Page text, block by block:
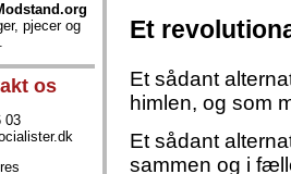
Et
Et sådant
himlen, og som
Et sådant
sammen og i
pjecer og
os
03